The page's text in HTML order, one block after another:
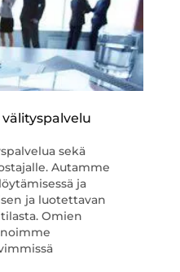
sekä
Autamme
ja
ja luotettavan
Omien